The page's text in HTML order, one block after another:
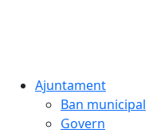
Ajuntament
Ban municipal
Govern